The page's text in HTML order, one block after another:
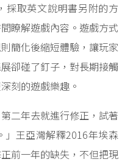
採取英文說明書另附的方
瞭解遊戲內容。遊戲方式
簡化後縮短體驗，讓玩家
卻碰了釘子，對長期接觸
刻的遊戲樂趣。
二年去就進行修正，試著
」王亞灣解釋2016年埃森
前一年的缺失，不但把現